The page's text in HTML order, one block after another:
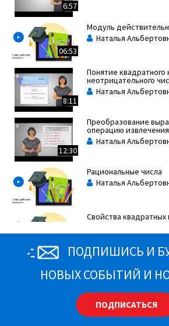
где m – целое число, n–
В математике принято называть
числом.
Примерами иррациональных
Если длину любой окружности
то в частном получится
) π = 3,14159...
6:57
06:53
Модуль
Наталья
8:11
Понятие квадратного
неотрицательного
Наталья
12:30
Преобразование
операцию
Наталья
Рациональные числа
Наталья
Свойства квадратных
ПОДПИШИСЬ И
НОВЫХ СОБЫТИЙ И
ПОДПИСАТЬСЯ